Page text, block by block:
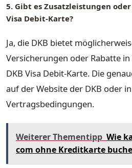
5. Gibt es Zusatzleistungen
Visa Debit-Karte?
Ja, die DKB bietet
Versicherungen oder Rabatte
DKB Visa Debit-Karte. Die
auf der Website der DKB oder
Vertragsbedingungen.
Weiterer Thementipp Wie
com ohne Kreditkarte